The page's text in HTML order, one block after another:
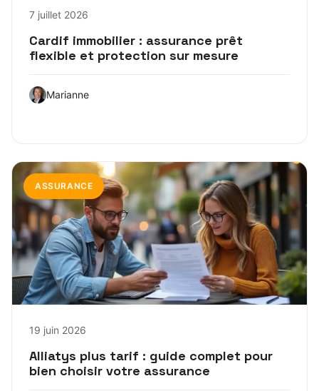
7 juillet 2026
Cardif immobilier : assurance prêt
flexible et protection sur mesure
Marianne
ASSURANCE
19 juin 2026
Alliatys plus tarif : guide complet pour
bien choisir votre assurance